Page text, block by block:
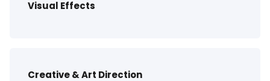
Visual Effects
Creative & Art Direction